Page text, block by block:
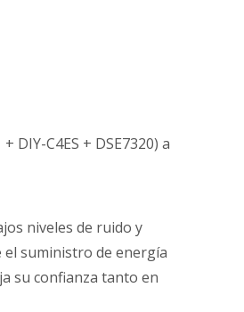
DIY-C4ES + DSE7320) a
niveles de ruido y
el suministro de energía
su confianza tanto en